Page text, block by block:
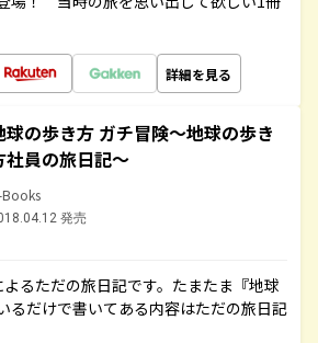
詳細を見る
球の歩き方 ガチ冒険～地球の歩き
社員の旅日記～
Books
発売
るただの旅日記です。たまたま『地球
るだけで書いてある内容はただの旅日記